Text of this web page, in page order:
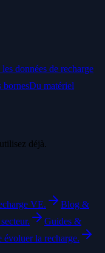
données de recharge
bornesDu matériel
déjà.
VE.
Blog &
Guides &
évoluer la recharge.